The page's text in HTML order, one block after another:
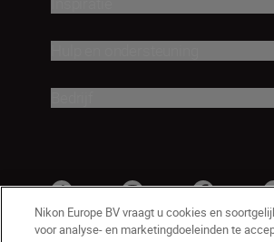
Nikon Europe BV vraagt u cookies en
voor analyse- en marketingdoeleinden te